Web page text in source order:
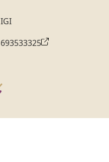
IGI
693533325